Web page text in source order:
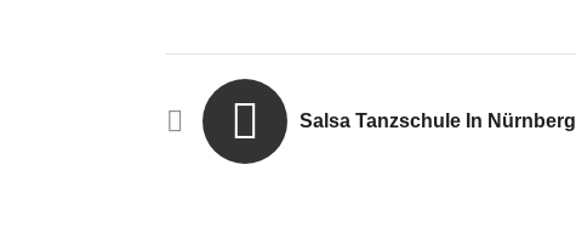
Salsa Tanzschule In Nürnberg